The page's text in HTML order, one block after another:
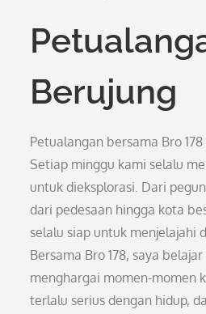
Berujung
Petualangan bersama Bro
Setiap minggu kami selalu
untuk dieksplorasi. Dari
dari pedesaan hingga kota
selalu siap untuk menjelajahi
Bersama Bro 178, saya
menghargai momen-momen
terlalu serius dengan hidup,